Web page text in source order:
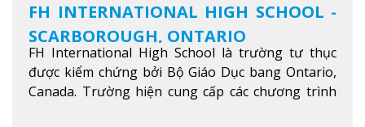
FH INTERNATIONAL HIGH SCHOOL -
SCARBOROUGH, ONTARIO
FH International High School là trường tư thục
được kiểm chứng bởi Bộ Giáo Dục bang Ontario,
Canada. Trường hiện cung cấp các chương trình